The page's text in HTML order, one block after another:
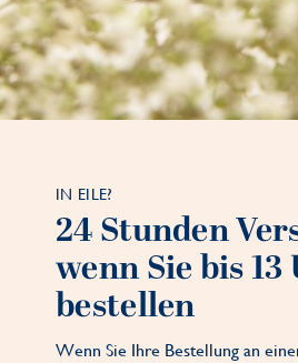
IN EILE?
24 Stunden
wenn Sie bis 13
bestellen
Wenn Sie Ihre Bestellung an